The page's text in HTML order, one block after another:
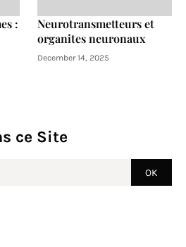
:
Neurotransmetteurs et
organites neuronaux
December 14, 2025
ce Site